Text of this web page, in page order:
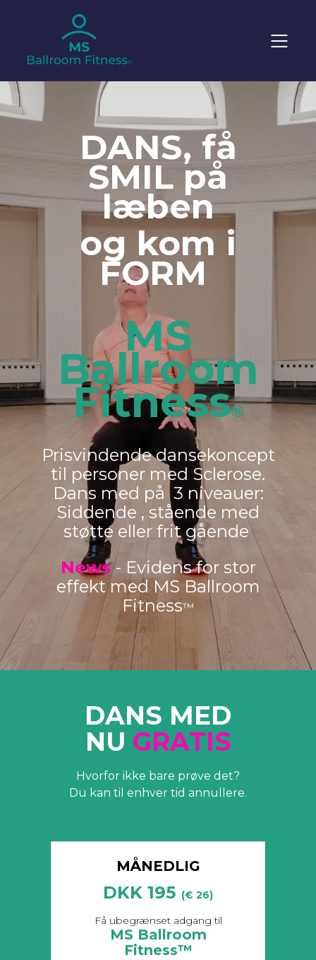
DANS, få
SMIL på
læben
og kom i
FORM
MS
Ballroom
Fitness®
Prisvindende dansekoncept
til personer med Sclerose.
Dans med på 3 niveauer:
Siddende , stående med
støtte eller frit gående
News - Evidens for stor
effekt med MS Ballroom
Fitness™
DANS MED
NU GRATIS
Hvorfor ikke bare prøve det?
Du kan til enhver tid annullere.
MÅNEDLIG
DKK 195 (€ 26)
​​Få ubegrænset adgang til
MS Ballroom
Fitness™